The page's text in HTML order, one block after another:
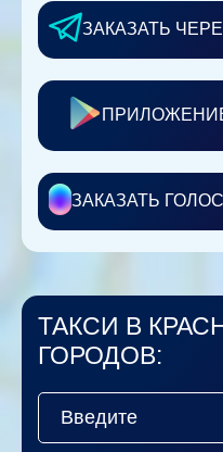
ЗАКАЗАТЬ
ЗАКАЗАТЬ
ТАКСИ В
ГОРОДОВ: